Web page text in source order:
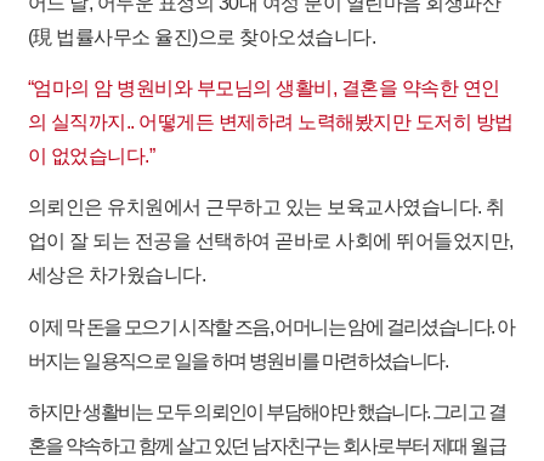
(現 법률사무소 율진)으로 찾아오셨습니다. ​
“엄마의 암 병원비와 부모님의 생활비, 결혼을 약속한 연인
의 실직까지.. 어떻게든 변제하려 노력해봤지만 도저히 방법
이 없었습니다.”
의뢰인은 유치원에서 근무하고 있는 보육교사였습니다. 취
업이 잘 되는 전공을 선택하여 곧바로 사회에 뛰어들었지만,
세상은 차가웠습니다.
이제 막 돈을 모으기 시작할 즈음, 어머니는 암에 걸리셨습니다. 아
버지는 일용직으로 일을 하며 병원비를 마련하셨습니다.
하지만 생활비는 모두 의뢰인이 부담해야만 했습니다. 그리고 결
혼을 약속하고 함께 살고 있던 남자친구는 회사로부터 제때 월급